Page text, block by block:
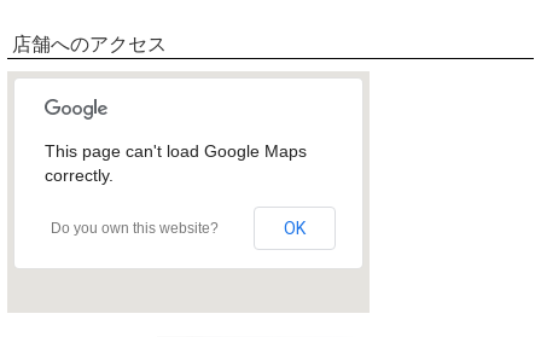
店舗へのアクセス
This page can't load Google Maps
correctly.
Do you own this website? OK